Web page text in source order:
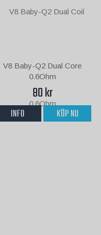
V8 Baby-Q2 Dual Core
0.6Ohm
80 kr
INFO KÖP NU